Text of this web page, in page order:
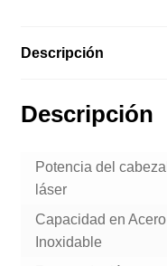
Descripción
Descripción
Potencia del cabezal
láser
Capacidad en Acero
Inoxidable